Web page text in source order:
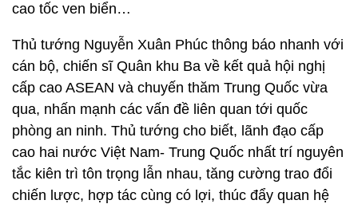
cao tốc ven biển…
Thủ tướng Nguyễn Xuân Phúc thông báo nhanh với
cán bộ, chiến sĩ Quân khu Ba về kết quả hội nghị
cấp cao ASEAN và chuyến thăm Trung Quốc vừa
qua, nhấn mạnh các vấn đề liên quan tới quốc
phòng an ninh. Thủ tướng cho biết, lãnh đạo cấp
cao hai nước Việt Nam- Trung Quốc nhất trí nguyên
tắc kiên trì tôn trọng lẫn nhau, tăng cường trao đổi
chiến lược, hợp tác cùng có lợi, thúc đẩy quan hệ